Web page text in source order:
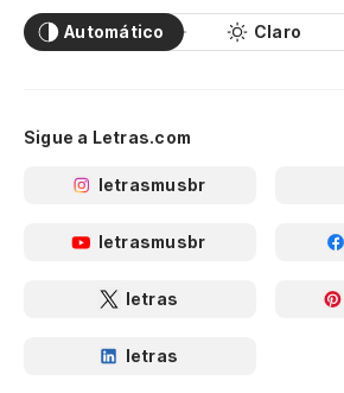
Automático Claro
Sigue a Letras.com
letrasmusbr
letrasmusbr
letras
letras